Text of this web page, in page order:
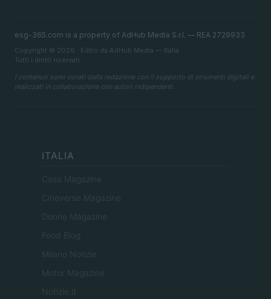
esg-365.com is a property of AdHub Media S.r.l. — REA 2729933
Copyright © 2026 · Edito da AdHub Media — Italia
Tutti i diritti riservati
I contenuti sono curati dalla redazione con il supporto di strumenti digitali e
realizzati in collaborazione con autori indipendenti.
ITALIA
Casa Magazine
Cineverse Magazine
Donne Magazine
Food Blog
Milano Notizie
Motor Magazine
Notizie.it